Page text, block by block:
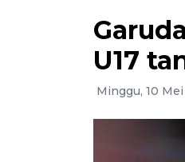
U17
Minggu, 10